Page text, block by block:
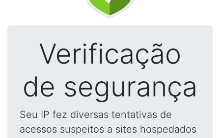
Verificação
de segurança
Seu IP fez diversas tentativas de
acessos suspeitos a sites hospedados